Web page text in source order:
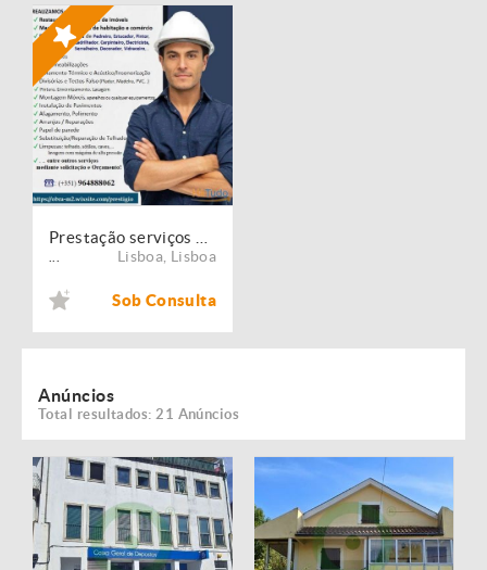
Lisboa Lisboa
Sob Consulta
Anúncios
Total resultados: 21 Anúncios